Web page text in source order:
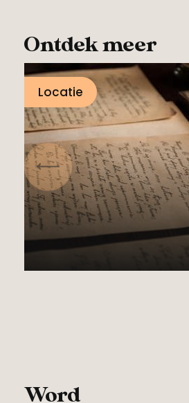
Ontdek meer
Stadsarchief
Zoetermeer
Locatie
Vorige
Word